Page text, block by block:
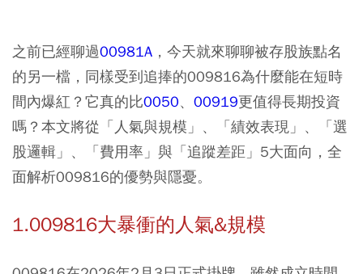
之前已經聊過00981A ，今天就來聊聊被存股族點名
的另一檔，同樣受到追捧的009816為什麼能在短時
間內爆紅？它真的比0050、 00919更值得長期投資
嗎？本文將從「人氣與規模」、「績效表現」、「選
股邏輯」、「費用率」與「追蹤差距」5大面向，全
面解析009816的優勢與隱憂。
1.009816大暴衝的人氣&規模